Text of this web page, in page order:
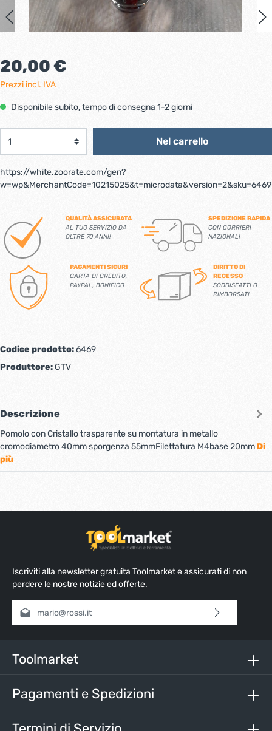
20,00 €
Prezzi incl. IVA
Disponibile subito, tempo di consegna 1-2 giorni
Nel carrello
https://white.zoorate.com/gen?
w=wp&MerchantCode=10215025&t=microdata&version=2&sku=6469
QUALITÀ ASSICURATA
AL TUO SERVIZIO DA
OLTRE 70 ANNI!
SPEDIZIONE RAPIDA
CON CORRIERI
NAZIONALI
PAGAMENTI SICURI
CARTA DI CREDITO,
PAYPAL, BONIFICO
DIRITTO DI
RECESSO
SODDISFATTI O
RIMBORSATI
Codice prodotto:6469
Produttore:GTV
Descrizione
Pomolo con Cristallo trasparente su montatura in metallo
cromodiametro 40mm sporgenza 55mmFilettatura M4base 20mmDi
più
Iscriviti alla newsletter gratuita Toolmarket e assicurati di non
perdere le nostre notizie ed offerte.
Indirizzo e-mail*
nostri termini e condizioni generali
Inserisci i caratteri sopra*
Toolmarket
Pagamenti e Spedizioni